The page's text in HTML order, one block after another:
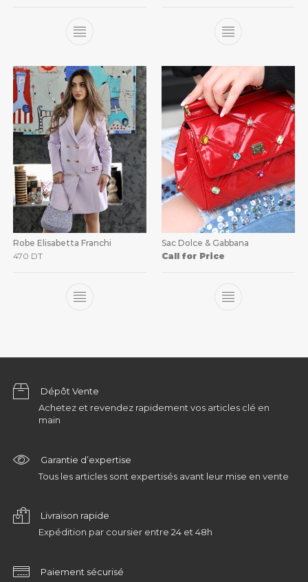
Robe Elisabetta Franchi
470 DT
Sac Dolce & Gabbana
Call for Price
Dépôt Vente
Achetez et revendez rapidement vos articles clé en
main
Garantie d’expertise
Tous les articles sont expertisés avant leur mise en vente
Livraison rapide
Expédition par coursier entre 24 et 48h
Paiement sécurisé